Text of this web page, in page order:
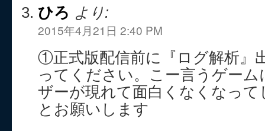
ひろ より:
2015年4月21日 2:40 PM
①正式版配信前に『ログ解析』
ってください。こー言うゲー
ザーが現れて面白くなくなっ
とお願いします